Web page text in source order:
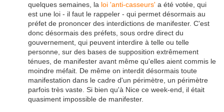
quelques semaines, la loi 'anti-casseurs' a été votée, qui
est une loi - il faut le rappeler - qui permet désormais au
préfet de prononcer des interdictions de manifester. C'est
donc désormais des préfets, sous ordre direct du
gouvernement, qui peuvent interdire à telle ou telle
personne, sur des bases de supposition extrêmement
ténues, de manifester avant même qu'elles aient commis le
moindre méfait. De même on interdit désormais toute
manifestation dans le cadre d'un périmètre, un périmètre
parfois très vaste. Si bien qu'à Nice ce week-end, il était
quasiment impossible de manifester.